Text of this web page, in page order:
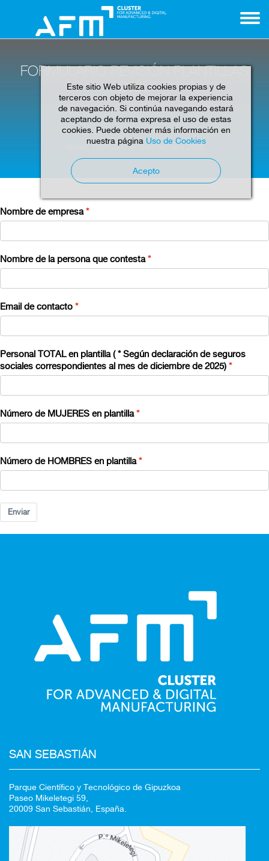
Este sitio Web utiliza cookies propias y de
terceros con objeto de mejorar la experiencia
de navegación. Si continúa navegando estará
aceptando de forma expresa el uso de estas
cookies. Puede obtener más información en
nuestra página Uso de Cookies
Acepto
FORMULARIO REVISIÓN PLANTILLAS
2025
Formulario revisión plantillas 2025
Nombre de empresa
Nombre de la persona que contesta
Email de contacto
Personal TOTAL en plantilla ( * Según declaración de seguros
sociales correspondientes al mes de diciembre de 2025)
Número de MUJERES en plantilla
Número de HOMBRES en plantilla
Enviar
94%
Redirigiendo a
CANCELAR
SAN SEBASTIÁN
Parque Científico y Tecnológico de Gipuzkoa
Paseo Mikeletegi 59,
20009 San Sebastián, España.